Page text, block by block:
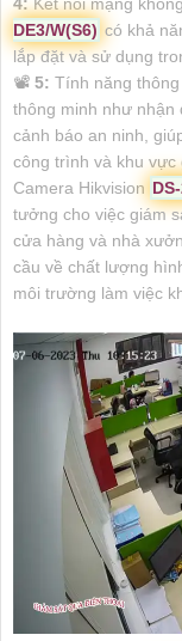
DE3/W(S6) có khả
lắp đặt và sử dụng
📽 5: Tính năng
thông minh như nhận
cảnh báo an ninh,
công trình và khu vực
Camera Hikvision
tưởng cho việc giám
cửa hàng và nhà
cầu về chất lượng
môi trường làm việc